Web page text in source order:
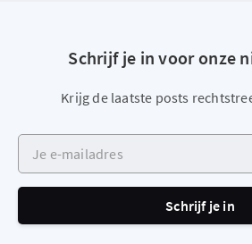
Schrijf je in voor onze
Krijg de laatste posts
Je e-mailadres
Schrijf je in